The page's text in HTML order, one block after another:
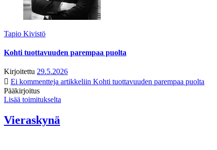
Tapio Kivistö
Kohti tuottavuuden parempaa puolta
Kirjoitettu 29.5.2026
Ei kommentteja artikkeliin Kohti tuottavuuden parempaa puolta
Pääkirjoitus
Lisää toimitukselta
Vieraskynä